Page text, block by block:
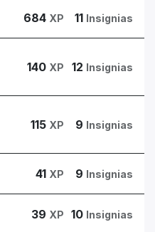
684 XP 11 Insignias
140 XP 12 Insignias
115 XP 9 Insignias
41 XP 9 Insignias
39 XP 10 Insignias